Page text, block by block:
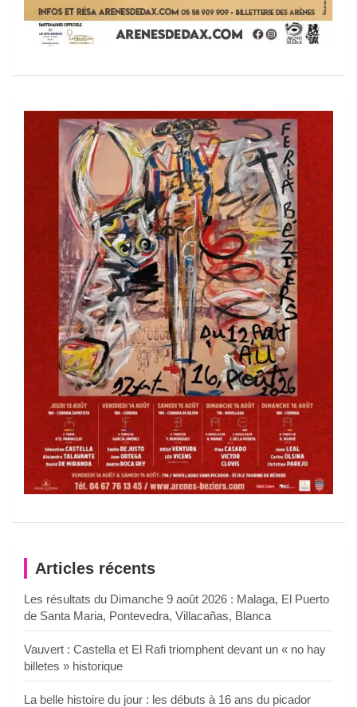
Articles récents
Les résultats du Dimanche 9 août 2026 : Malaga, El Puerto
de Santa Maria, Pontevedra, Villacañas, Blanca
Vauvert : Castella et El Rafi triomphent devant un « no hay
billetes » historique
La belle histoire du jour : les débuts à 16 ans du picador